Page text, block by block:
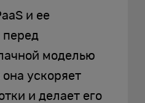
и ее
моделью
она ускоряет
и делает его